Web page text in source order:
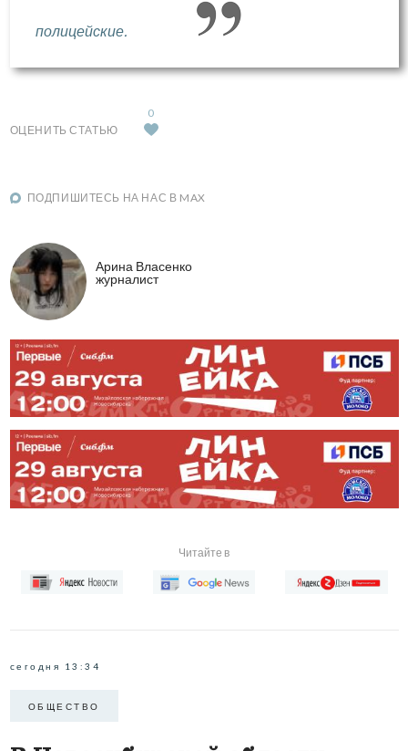
полицейские.
ОЦЕНИТЬ СТАТЬЮ
0
ПОДПИШИТЕСЬ НА НАС В MAX
Арина Власенко
журналист
Читайте в
сегодня 13:34
ОБЩЕСТВО